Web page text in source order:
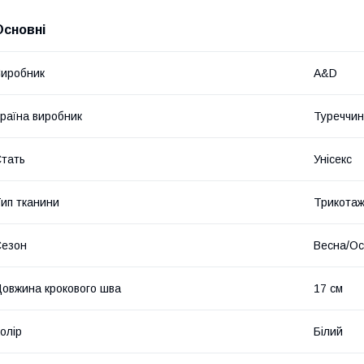
A&D
виробник
Унісекс
тканини Трикотаж
Весна/
крокового шва 17 см
Білий